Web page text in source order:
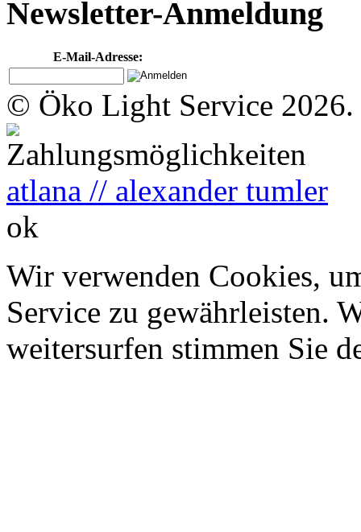
Newsletter-Anmeldung
E-Mail-Adresse:
© Öko Light Service 2026.
atlana // alexander tumler
ok
Wir verwenden Cookies,
Service zu gewährleisten.
weitersurfen stimmen Sie